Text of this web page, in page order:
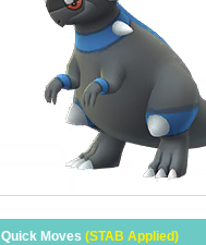
Quick Moves (STAB Applied)